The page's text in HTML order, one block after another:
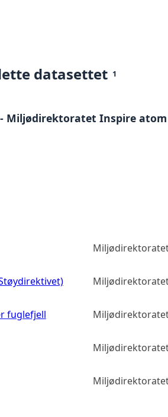
datasettet 1
Miljødirektoratet Inspire atom
fuglefjell